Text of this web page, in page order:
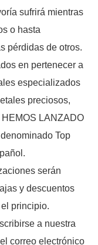
sufrirá mientras
o hasta
pérdidas de otros.
en pertenecer a
especializados
preciosos,
LANZADO
Top
serán
y descuentos
principio.
a nuestra
correo electrónico